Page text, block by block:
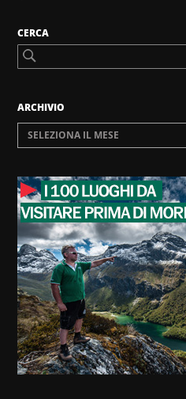
CERCA
ARCHIVIO
SELEZIONA IL MESE